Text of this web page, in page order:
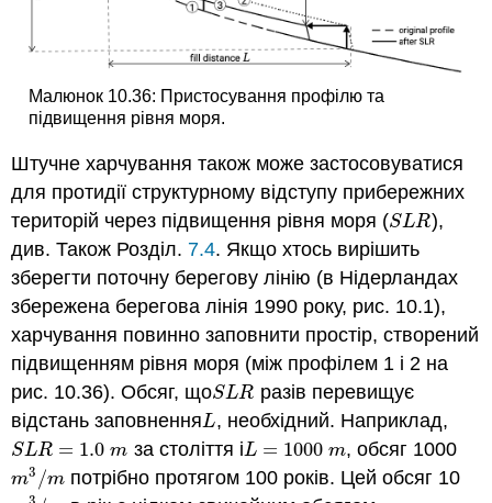
Малюнок 10.36: Пристосування профілю та
підвищення рівня моря.
Штучне харчування також може застосовуватися
для протидії структурному відступу прибережних
територій через підвищення рівня моря (SLR
SLR),
див. Також Розділ. 7.4. Якщо хтось вирішить
зберегти поточну берегову лінію (в Нідерландах
збережена берегова лінія 1990 року, рис. 10.1),
харчування повинно заповнити простір, створений
підвищенням рівня моря (між профілем 1 і 2 на
рис. 10.36). Обсяг, щоSLR
SLR разів перевищує
відстань заповненняL
L, необхідний. Наприклад,
SLR = 1.0 m
SLR=1.0 m за століття іL = 1000 m
L=1000 m , обсяг 1000
m3 /m
m3 /m потрібно протягом 100 років. Цей обсяг 10